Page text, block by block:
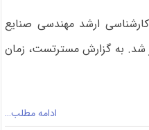
ارشد مهندسی صنایع
شد. به گزارش مسترتست، زمان
ادامه مطلب…